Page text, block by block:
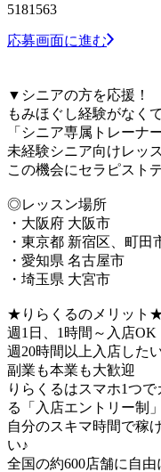
5181563
応募画面に進む
▼シニアの方を応援！
もみほぐし経験がなく
「シニア専属トレーナ
未経験シニア向けレッ
この機会にセラピスト
◎レッスン場所
・大阪府 大阪市
・東京都 新宿区、町田
・愛知県 名古屋市
・埼玉県 大宮市
★りらくるのメリット
週1日、1時間～入店OK
週20時間以上入店した
副業も本業も大歓迎
りらくるはスマホ1つ
る「入店エントリー制」
自分のスキマ時間で稼
い♪​
全国の約600店舗に自